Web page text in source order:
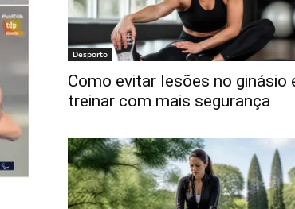
Desporto
Como evitar lesões no ginásio
treinar com mais segurança